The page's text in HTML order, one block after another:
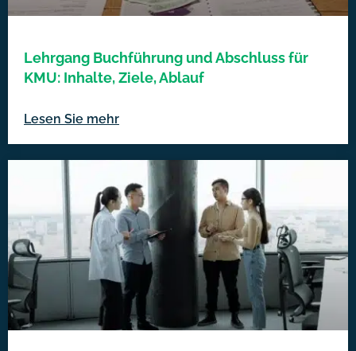
Lehrgang Buchführung und Abschluss für
KMU: Inhalte, Ziele, Ablauf
Lesen Sie mehr